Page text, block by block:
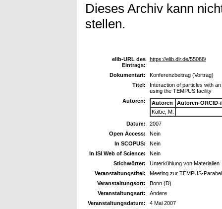
Dieses Archiv kann
stellen.
elib-URL des
Eintrags:
https://elib.dlr.de/55088/
Dokumentart:
Konferenzbeitrag (Vortrag)
Titel:
Interaction of particles with
using the TEMPUS facility
Autoren:
Autoren
Autoren-ORCID-
Kolbe, M.
Datum:
2007
Open Access:
Nein
In SCOPUS:
Nein
In ISI Web of Science:
Nein
Stichwörter:
Unterkühlung von Materialien
Veranstaltungstitel:
Meeting zur TEMPUS-
Veranstaltungsort:
Bonn (D)
Veranstaltungsart:
Andere
Veranstaltungsdatum:
4 Mai 2007